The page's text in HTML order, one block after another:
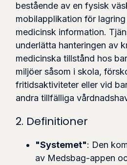
bestående av en fysisk
mobilapplikation för
medicinsk information.
underlätta hanteringen av
medicinska tillstånd hos
miljöer såsom i skola,
fritidsaktiviteter eller vid
andra tillfälliga
2. Definitioner
"Systemet": Den
av Medsbag-appen